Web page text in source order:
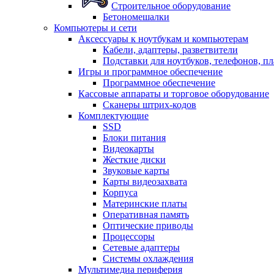
Строительное оборудование
Бетономешалки
Компьютеры и сети
Аксессуары к ноутбукам и компьютерам
Кабели, адаптеры, разветвители
Подставки для ноутбуков, телефонов,
Игры и программное обеспечение
Программное обеспечение
Кассовые аппараты и торговое оборудование
Сканеры штрих-кодов
Комплектующие
SSD
Блоки питания
Видеокарты
Жесткие диски
Звуковые карты
Карты видеозахвата
Корпуса
Материнские платы
Оперативная память
Оптические приводы
Процессоры
Сетевые адаптеры
Системы охлаждения
Мультимедиа периферия